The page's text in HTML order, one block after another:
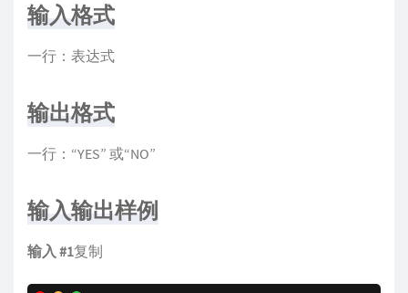
输入格式
一行：表达式
输出格式
一行：“YES” 或“NO”
输入输出样例
输入 #1复制